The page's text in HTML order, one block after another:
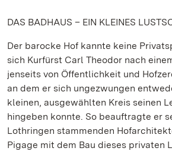
DAS BADHAUS – EIN KLEINES
Der barocke Hof kannte keine
sich Kurfürst Carl Theodor nach
jenseits von Öffentlichkeit und
an dem er sich ungezwungen
kleinen, ausgewählten Kreis seinen
hingeben konnte. So beauftragte er
Lothringen stammenden
Pigage mit dem Bau dieses privaten